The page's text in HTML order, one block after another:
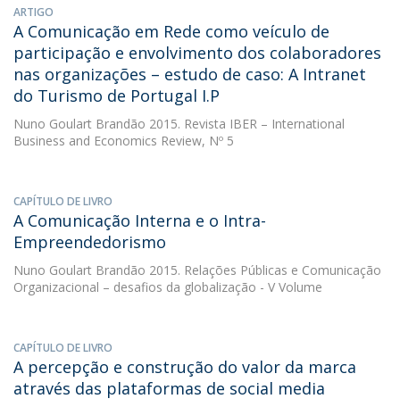
ARTIGO
A Comunicação em Rede como veículo de
participação e envolvimento dos colaboradores
nas organizações – estudo de caso: A Intranet
do Turismo de Portugal I.P
Nuno Goulart Brandão 2015. Revista IBER – International
Business and Economics Review, Nº 5
CAPÍTULO DE LIVRO
A Comunicação Interna e o Intra-
Empreendedorismo
Nuno Goulart Brandão 2015. Relações Públicas e Comunicação
Organizacional – desafios da globalização - V Volume
CAPÍTULO DE LIVRO
A percepção e construção do valor da marca
através das plataformas de social media